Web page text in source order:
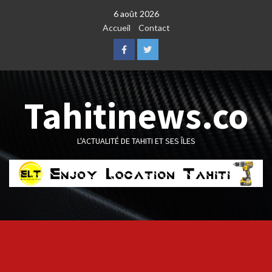
6 août 2026
Accueil
Contact
FacebookTwitter
Tahitinews.co
L'ACTUALITÉ DE TAHITI ET SES ÎLES